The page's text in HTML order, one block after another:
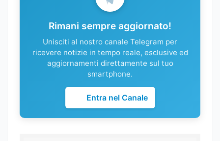
Rimani sempre aggiornato!
Unisciti al nostro canale Telegram per
ricevere notizie in tempo reale, esclusive ed
aggiornamenti direttamente sul tuo
smartphone.
Entra nel Canale